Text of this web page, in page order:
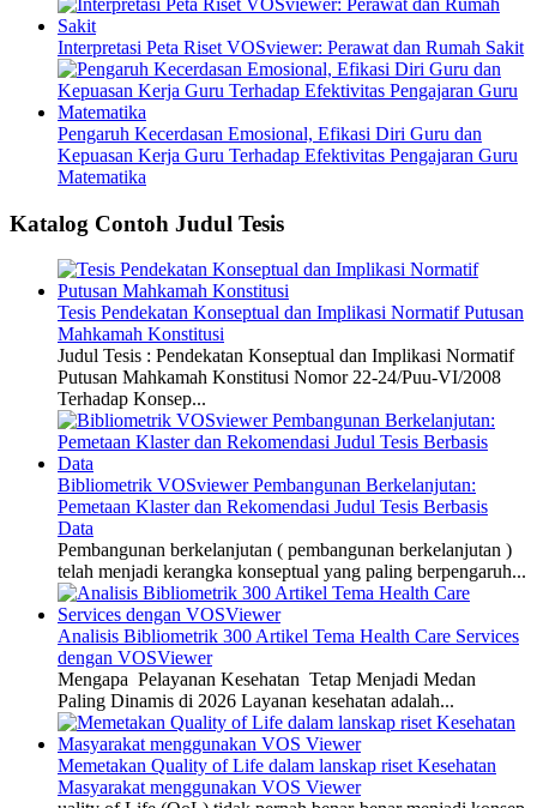
Interpretasi Peta Riset VOSviewer: Perawat dan Rumah Sakit
Pengaruh Kecerdasan Emosional, Efikasi Diri Guru dan
Kepuasan Kerja Guru Terhadap Efektivitas Pengajaran Guru
Matematika
Katalog Contoh Judul Tesis
Tesis Pendekatan Konseptual dan Implikasi Normatif Putusan
Mahkamah Konstitusi
Judul Tesis : Pendekatan Konseptual dan Implikasi Normatif
Putusan Mahkamah Konstitusi Nomor 22-24/Puu-VI/2008
Terhadap Konsep...
Bibliometrik VOSviewer Pembangunan Berkelanjutan:
Pemetaan Klaster dan Rekomendasi Judul Tesis Berbasis
Data
Pembangunan berkelanjutan ( pembangunan berkelanjutan )
telah menjadi kerangka konseptual yang paling berpengaruh...
Analisis Bibliometrik 300 Artikel Tema Health Care Services
dengan VOSViewer
Mengapa Pelayanan Kesehatan Tetap Menjadi Medan
Paling Dinamis di 2026 Layanan kesehatan adalah...
Memetakan Quality of Life dalam lanskap riset Kesehatan
Masyarakat menggunakan VOS Viewer